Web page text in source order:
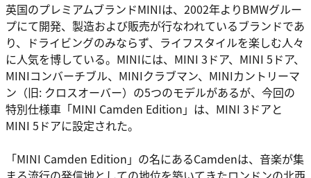
英国のプレミアムブランドMINIは、2002年よりBMWグルー
プにて開発、製造および販売が行なわれているブランドであ
り、ドライビングのみならず、ライフスタイルを楽しむ人々
に人気を博している。MINIには、MINI 3ドア、MINI 5ドア、
MINIコンバーチブル、MINIクラブマン、MINIカントリーマ
ン（旧: クロスオーバー）の5つのモデルがあるが、今回の
特別仕様車「MINI Camden Edition」は、MINI 3ドアと
MINI 5ドアに設定された。
「MINI Camden Edition」の名にあるCamdenは、音楽が集